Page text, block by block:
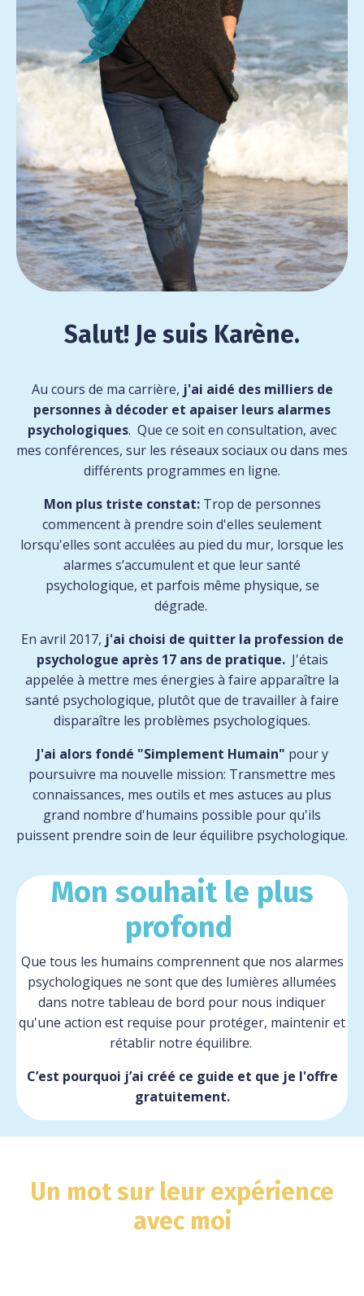
Salut! Je suis Karène.
Au cours de ma carrière, j'ai aidé des milliers de
personnes à décoder et apaiser leurs alarmes
psychologiques. Que ce soit en consultation, avec
mes conférences, sur les réseaux sociaux ou dans mes
différents programmes en ligne.
Mon plus triste constat: Trop de personnes
commencent à prendre soin d'elles seulement
lorsqu'elles sont acculées au pied du mur, lorsque les
alarmes s’accumulent et que leur santé
psychologique, et parfois même physique, se
dégrade.
En avril 2017, j'ai choisi de quitter la profession de
psychologue après 17 ans de pratique. J'étais
appelée à mettre mes énergies à faire apparaître la
santé psychologique, plutôt que de travailler à faire
disparaître les problèmes psychologiques.
J'ai alors fondé "Simplement Humain" pour y
poursuivre ma nouvelle mission: Transmettre mes
connaissances, mes outils et mes astuces au plus
grand nombre d'humains possible pour qu'ils
puissent prendre soin de leur équilibre psychologique.
Mon souhait le plus
profond
Que tous les humains comprennent que nos alarmes
psychologiques ne sont que des lumières allumées
dans notre tableau de bord pour nous indiquer
qu'une action est requise pour protéger, maintenir et
rétablir notre équilibre.
C’est pourquoi j’ai créé ce guide et que je l'offre
gratuitement.
Un mot sur leur expérience
avec moi